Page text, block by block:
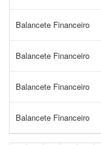
Balancete Financeiro
Balancete Financeiro
Balancete Financeiro
Balancete Financeiro